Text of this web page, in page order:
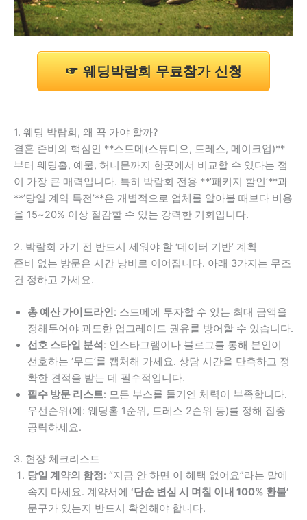
☞ 웨딩박람회 무료참가 신청
1. 웨딩 박람회, 왜 꼭 가야 할까?
결혼 준비의 핵심인 **스드메(스튜디오, 드레스, 메이크업)**
부터 웨딩홀, 예물, 허니문까지 한곳에서 비교할 수 있다는 점
이 가장 큰 매력입니다. 특히 박람회 전용 **’패키지 할인’**과
**’당일 계약 특전’**은 개별적으로 업체를 알아볼 때보다 비용
을 15~20% 이상 절감할 수 있는 강력한 기회입니다.
2. 박람회 가기 전 반드시 세워야 할 ‘데이터 기반’ 계획
준비 없는 방문은 시간 낭비로 이어집니다. 아래 3가지는 무조
건 정하고 가세요.
총 예산 가이드라인: 스드메에 투자할 수 있는 최대 금액을
정해두어야 과도한 업그레이드 권유를 방어할 수 있습니다.
선호 스타일 분석 : 인스타그램이나 블로그를 통해 본인이
선호하는 ‘무드’를 캡처해 가세요. 상담 시간을 단축하고 정
확한 견적을 받는 데 필수적입니다.
필수 방문 리스트: 모든 부스를 돌기엔 체력이 부족합니다.
우선순위(예: 웨딩홀 1순위, 드레스 2순위 등)를 정해 집중
공략하세요.
3. 현장 체크리스트
당일 계약의 함정: “지금 안 하면 이 혜택 없어요”라는 말에
속지 마세요. 계약서에 ‘단순 변심 시 며칠 이내 100% 환불’
문구가 있는지 반드시 확인해야 합니다.